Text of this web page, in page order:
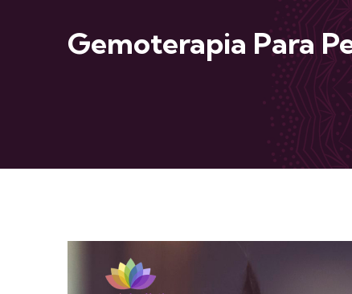
Gemoterapia Para